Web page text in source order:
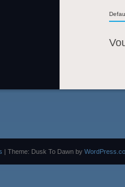
| Theme: Dusk To Dawn by